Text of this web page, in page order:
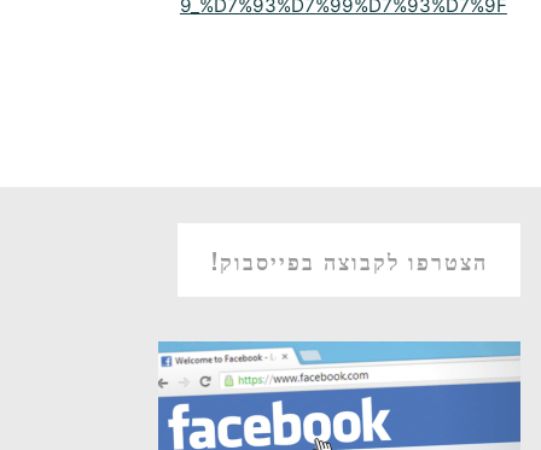
9_%D7%93%D7%99%D7%93%D7%9F
הצטרפו לקבוצה בפייסבוק!